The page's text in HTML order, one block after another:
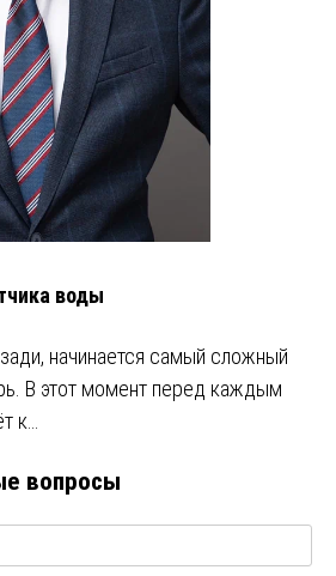
воды
начинается самый сложный
В этот момент перед каждым
к…
вопросы